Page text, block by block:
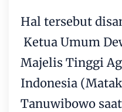
Hal tersebut
Ketua Umum
Majelis Tinggi
Indonesia
Tanuwibowo